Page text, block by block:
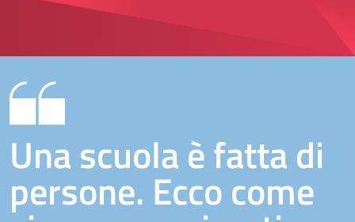
Una scuola è fatta di
persone. Ecco come